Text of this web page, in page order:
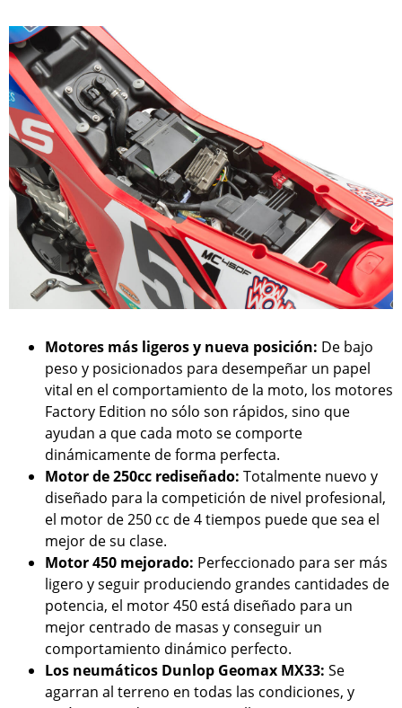
Motores más ligeros y nueva posición: De bajo
peso y posicionados para desempeñar un papel
vital en el comportamiento de la moto, los motores
Factory Edition no sólo son rápidos, sino que
ayudan a que cada moto se comporte
dinámicamente de forma perfecta.
Motor de 250cc rediseñado: Totalmente nuevo y
diseñado para la competición de nivel profesional,
el motor de 250 cc de 4 tiempos puede que sea el
mejor de su clase.
Motor 450 mejorado: Perfeccionado para ser más
ligero y seguir produciendo grandes cantidades de
potencia, el motor 450 está diseñado para un
mejor centrado de masas y conseguir un
comportamiento dinámico perfecto.
Los neumáticos Dunlop Geomax MX33: Se
agarran al terreno en todas las condiciones, y